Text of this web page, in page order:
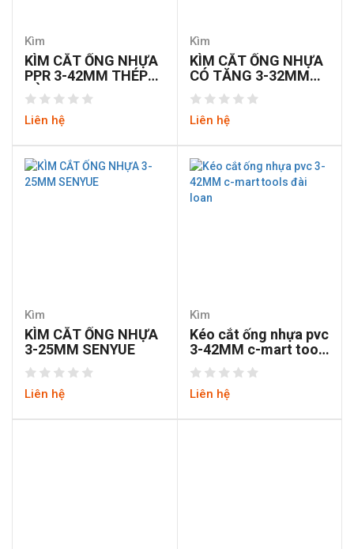
Kìm
KÌM CẮT ỐNG NHỰA
PPR 3-42MM THÉP
ĐÀI LOAN
Liên hệ
Kìm
KÌM CẮT ỐNG NHỰA
CÓ TĂNG 3-32MM
SENYUE
Liên hệ
Kìm
KÌM CẮT ỐNG NHỰA
3-25MM SENYUE
Liên hệ
Kìm
Kéo cắt ống nhựa pvc
3-42MM c-mart tools
đài loan
Liên hệ